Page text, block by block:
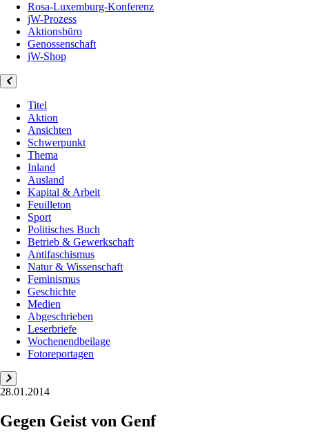
Rosa-Luxemburg-Konferenz
jW-Prozess
Aktionsbüro
Genossenschaft
jW-Shop
Titel
Aktion
Ansichten
Schwerpunkt
Thema
Inland
Ausland
Kapital & Arbeit
Feuilleton
Sport
Politisches Buch
Betrieb & Gewerkschaft
Antifaschismus
Natur & Wissenschaft
Feminismus
Geschichte
Medien
Abgeschrieben
Leserbriefe
Wochenendbeilage
Fotoreportagen
28.01.2014
Gegen Geist von Genf